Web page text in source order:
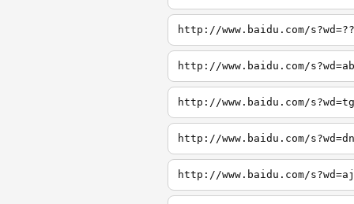
http://www.baidu.com/s?wd=??
http://www.baidu.com/s?wd=ab
http://www.baidu.com/s?wd=tg
http://www.baidu.com/s?wd=dn
http://www.baidu.com/s?wd=aj